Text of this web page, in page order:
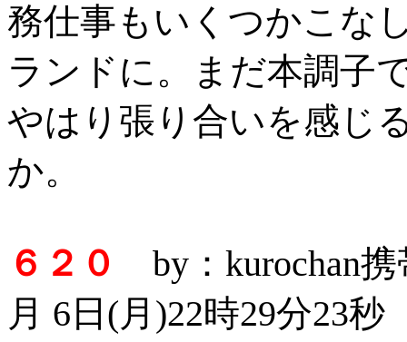
務仕事もいくつかこな
ランドに。まだ本調子
やはり張り合いを感じ
か。
６２０
by：kurochan
月 6日(月)22時29分23秒